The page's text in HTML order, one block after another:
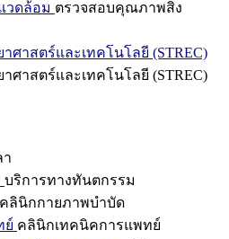
วดล้อม ตรวจสอบคุณภาพสิ่ง
ศาสตร์และเทคโนโลยี (STREC)
ศาสตร์และเทคโนโลยี (STREC)
บริการทางทันตกรรม
คลินิกกายภาพบำบัด
ย์ คลินิกเทคนิคการแพทย์